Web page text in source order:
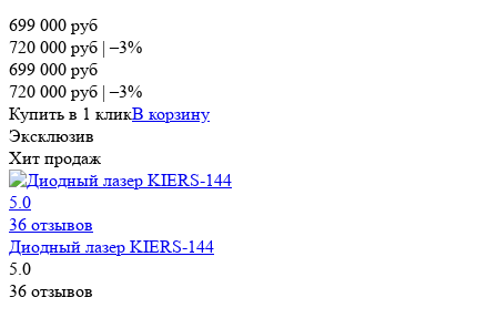
699 000 руб
720 000 руб |–3%
699 000 руб
720 000 руб |–3%
Купить в 1 кликВ корзину
Эксклюзив
Хит продаж
5.0
36 отзывов
Диодный лазер KIERS-144
5.0
36 отзывов